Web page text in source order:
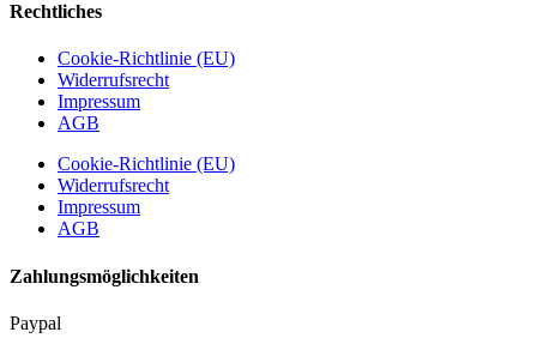
Rechtliches
Cookie-Richtlinie (EU)
Widerrufsrecht
Impressum
AGB
Cookie-Richtlinie (EU)
Widerrufsrecht
Impressum
AGB
Zahlungsmöglichkeiten
Paypal